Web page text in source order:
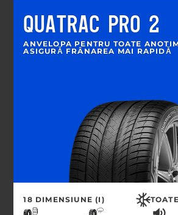
QUATRAC PRO 2
ANVELOPA PENTRU TOATE
ASIGURĂ FRÂNAREA MAI RAPIDĂ
18 DIMENSIUNE (I)